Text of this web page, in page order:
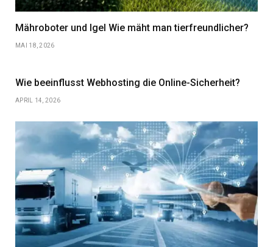
Mähroboter und Igel Wie mäht man tierfreundlicher?
MAI 18, 2026
Wie beeinflusst Webhosting die Online-Sicherheit?
APRIL 14, 2026